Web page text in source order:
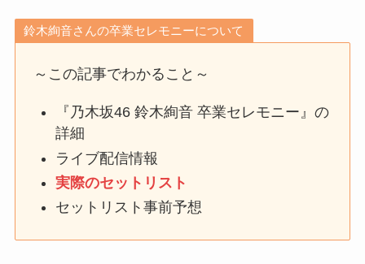
鈴木絢音さんの卒業セレモニーについて
～この記事でわかること～
『乃木坂46 鈴木絢音 卒業セレモニー』の
詳細
ライブ配信情報
実際のセットリスト
セットリスト事前予想